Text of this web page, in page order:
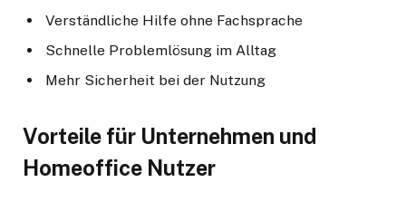
Verständliche Hilfe ohne Fachsprache
Schnelle Problemlösung im Alltag
Mehr Sicherheit bei der Nutzung
Vorteile für Unternehmen und
Homeoffice Nutzer